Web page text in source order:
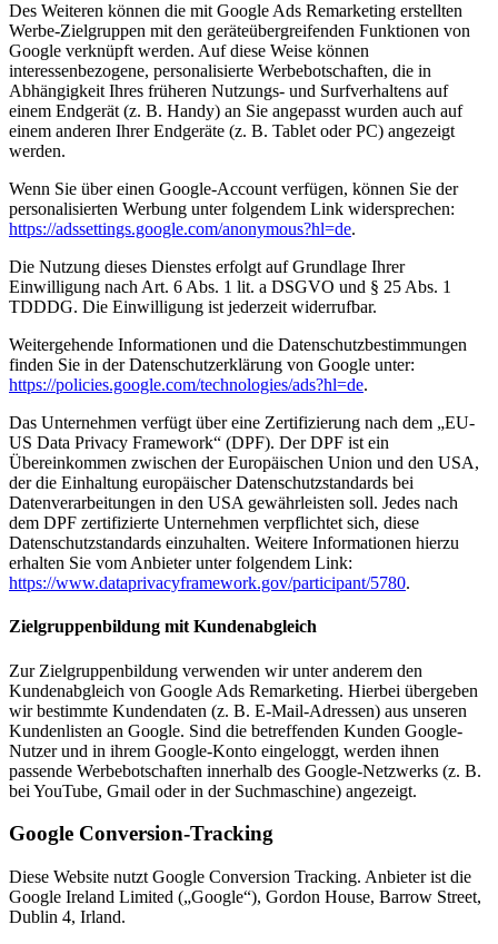
Des Weiteren können die mit Google Ads Remarketing erstellten
Werbe-Zielgruppen mit den geräteübergreifenden Funktionen von
Google verknüpft werden. Auf diese Weise können
interessenbezogene, personalisierte Werbebotschaften, die in
Abhängigkeit Ihres früheren Nutzungs- und Surfverhaltens auf
einem Endgerät (z. B. Handy) an Sie angepasst wurden auch auf
einem anderen Ihrer Endgeräte (z. B. Tablet oder PC) angezeigt
werden.
Wenn Sie über einen Google-Account verfügen, können Sie der
personalisierten Werbung unter folgendem Link widersprechen:
https://adssettings.google.com/anonymous?hl=de.
Die Nutzung dieses Dienstes erfolgt auf Grundlage Ihrer
Einwilligung nach Art. 6 Abs. 1 lit. a DSGVO und § 25 Abs. 1
TDDDG. Die Einwilligung ist jederzeit widerrufbar.
Weitergehende Informationen und die Datenschutzbestimmungen
finden Sie in der Datenschutzerklärung von Google unter:
https://policies.google.com/technologies/ads?hl=de.
Das Unternehmen verfügt über eine Zertifizierung nach dem „EU-
US Data Privacy Framework“ (DPF). Der DPF ist ein
Übereinkommen zwischen der Europäischen Union und den USA,
der die Einhaltung europäischer Datenschutzstandards bei
Datenverarbeitungen in den USA gewährleisten soll. Jedes nach
dem DPF zertifizierte Unternehmen verpflichtet sich, diese
Datenschutzstandards einzuhalten. Weitere Informationen hierzu
erhalten Sie vom Anbieter unter folgendem Link:
https://www.dataprivacyframework.gov/participant/5780.
Zielgruppenbildung mit Kundenabgleich
Zur Zielgruppenbildung verwenden wir unter anderem den
Kundenabgleich von Google Ads Remarketing. Hierbei übergeben
wir bestimmte Kundendaten (z. B. E-Mail-Adressen) aus unseren
Kundenlisten an Google. Sind die betreffenden Kunden Google-
Nutzer und in ihrem Google-Konto eingeloggt, werden ihnen
passende Werbebotschaften innerhalb des Google-Netzwerks (z. B.
bei YouTube, Gmail oder in der Suchmaschine) angezeigt.
Google Conversion-Tracking
Diese Website nutzt Google Conversion Tracking. Anbieter ist die
Google Ireland Limited („Google“), Gordon House, Barrow Street,
Dublin 4, Irland.